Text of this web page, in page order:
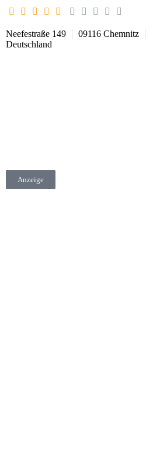
Neefestraße 149 09116 Chemnitz
Deutschland
Anzeige